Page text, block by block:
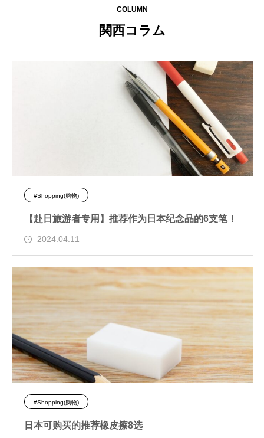
COLUMN
関西コラム
#Shopping(购物)
【赴日旅游者专用】推荐作为日本纪念品的6支笔！
2024.04.11
#Shopping(购物)
日本可购买的推荐橡皮擦8选